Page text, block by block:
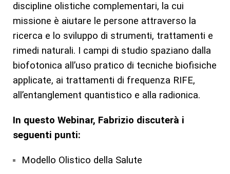
discipline olistiche complementari, la cui
missione è aiutare le persone attraverso la
ricerca e lo sviluppo di strumenti, trattamenti e
rimedi naturali. I campi di studio spaziano dalla
biofotonica all’uso pratico di tecniche biofisiche
applicate, ai trattamenti di frequenza RIFE,
all’entanglement quantistico e alla radionica.
In questo Webinar, Fabrizio discuterà i
seguenti punti:
Modello Olistico della Salute